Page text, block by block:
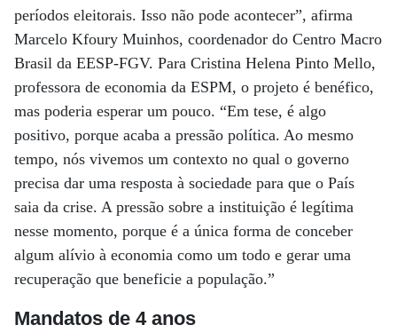
períodos eleitorais. Isso não pode acontecer”, afirma
Marcelo Kfoury Muinhos, coordenador do Centro Macro
Brasil da EESP-FGV. Para Cristina Helena Pinto Mello,
professora de economia da ESPM, o projeto é benéfico,
mas poderia esperar um pouco. “Em tese, é algo
positivo, porque acaba a pressão política. Ao mesmo
tempo, nós vivemos um contexto no qual o governo
precisa dar uma resposta à sociedade para que o País
saia da crise. A pressão sobre a instituição é legítima
nesse momento, porque é a única forma de conceber
algum alívio à economia como um todo e gerar uma
recuperação que beneficie a população.”
Mandatos de 4 anos